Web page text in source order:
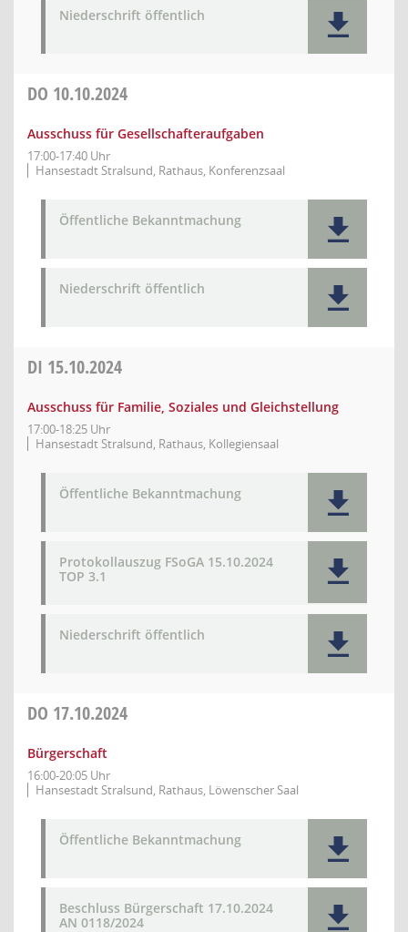
Niederschrift öffentlich
DO 10.10.2024
Ausschuss für Gesellschafteraufgaben
17:00-17:40 Uhr
Hansestadt Stralsund, Rathaus, Konferenzsaal
Öffentliche Bekanntmachung
Niederschrift öffentlich
DI 15.10.2024
Ausschuss für Familie, Soziales und Gleichstellung
17:00-18:25 Uhr
Hansestadt Stralsund, Rathaus, Kollegiensaal
Öffentliche Bekanntmachung
Protokollauszug FSoGA 15.10.2024
TOP 3.1
Niederschrift öffentlich
DO 17.10.2024
Bürgerschaft
16:00-20:05 Uhr
Hansestadt Stralsund, Rathaus, Löwenscher Saal
Öffentliche Bekanntmachung
Beschluss Bürgerschaft 17.10.2024
AN 0118/2024